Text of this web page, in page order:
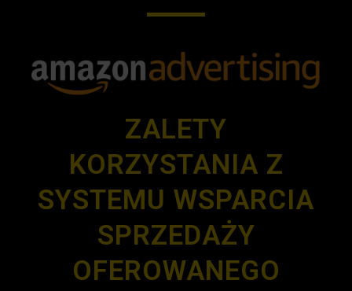
ZALETY
KORZYSTANIA Z
SYSTEMU WSPARCIA
SPRZEDAŻY
OFEROWANEGO